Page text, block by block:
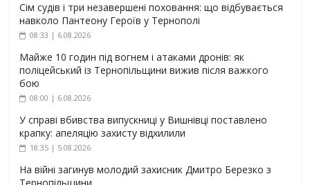
Сім судів і три незавершені поховання: що відбувається
навколо Пантеону Героїв у Тернополі
08:33 | 6.08.2026
Майже 10 годин під вогнем і атаками дронів: як
поліцейський із Тернопільщини вижив після важкого
бою
08:00 | 6.08.2026
У справі вбивства випускниці у Вишнівці поставлено
крапку: апеляцію захисту відхилили
18:35 | 5.08.2026
На війні загинув молодий захисник Дмитро Березко з